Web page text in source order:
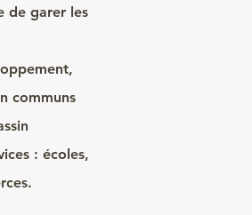
de garer les
communs
: écoles,